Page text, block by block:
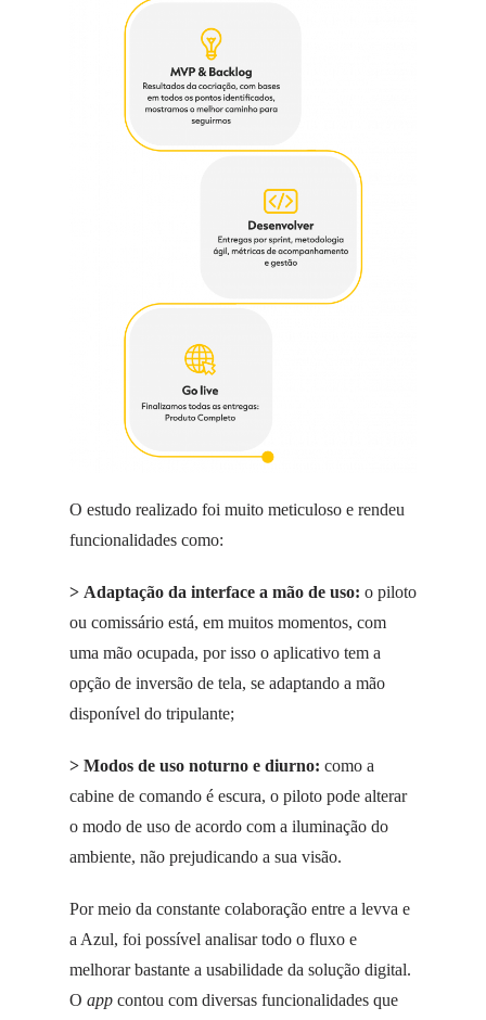
O estudo realizado foi muito meticuloso e rendeu
funcionalidades como:
> Adaptação da interface a mão de uso: o piloto
ou comissário está, em muitos momentos, com
uma mão ocupada, por isso o aplicativo tem a
opção de inversão de tela, se adaptando a mão
disponível do tripulante;
> Modos de uso noturno e diurno: como a
cabine de comando é escura, o piloto pode alterar
o modo de uso de acordo com a iluminação do
ambiente, não prejudicando a sua visão.
Por meio da constante colaboração entre a levva e
a Azul, foi possível analisar todo o fluxo e
melhorar bastante a usabilidade da solução digital.
O app contou com diversas funcionalidades que